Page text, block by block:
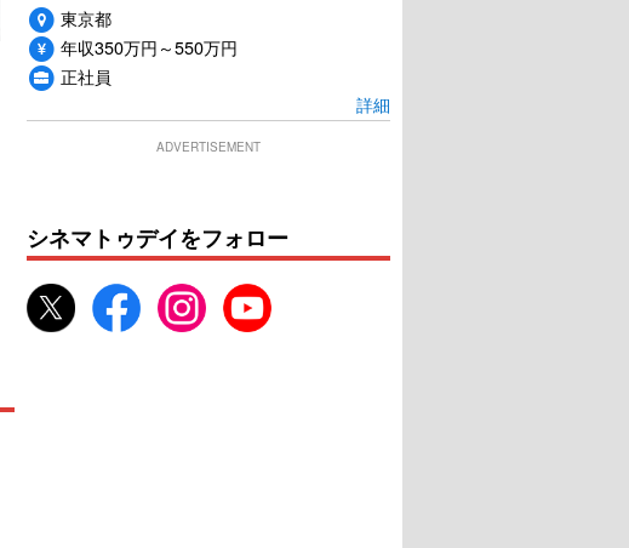
ストックホルム・ケース
U-NEXTで見る
東京都
年収350万円～550万円
正社員
詳細
ADVERTISEMENT
シネマトゥデイをフォロー